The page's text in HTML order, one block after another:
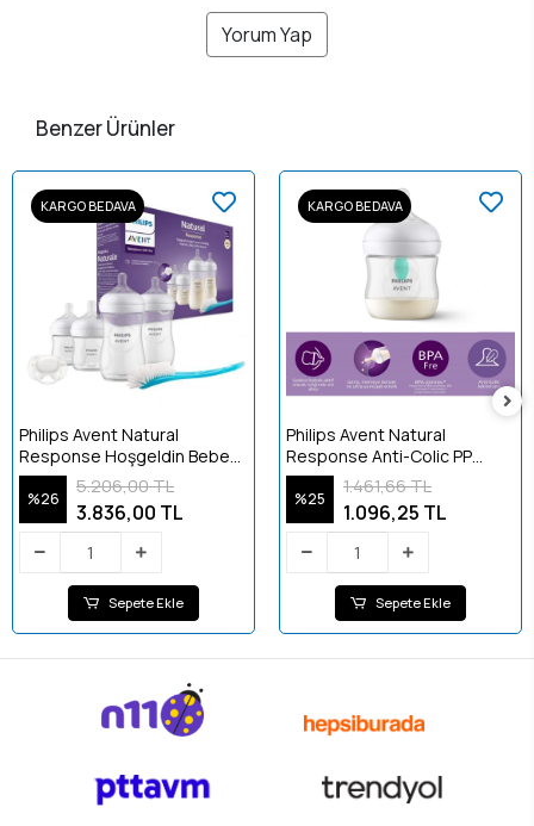
Yorum Yap
Benzer Ürünler
KARGO BEDAVA
Philips Avent Natural
Response Hoşgeldin Bebek
Hediye Seti SCD838/11
%26
5.206,00 TL
3.836,00 TL
Sepete Ekle
KARGO BEDAVA
Philips Avent Natural
Response Anti-Colic PP
Biberon 125 ml +0 ay
%25
1.461,66 TL
1.096,25 TL
Sepete Ekle